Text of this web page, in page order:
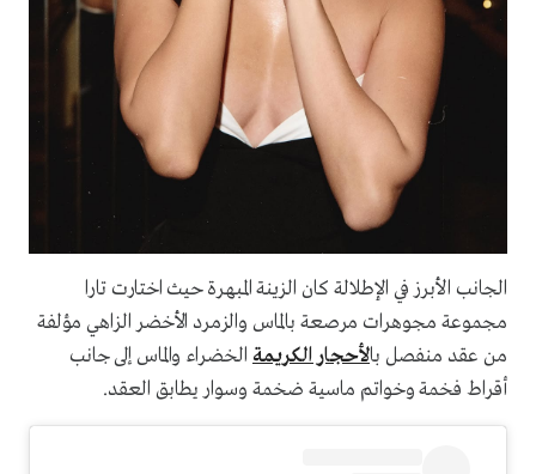
الجانب الأبرز في الإطلالة كان الزينة المبهرة حيث اختارت تارا
مجموعة مجوهرات مرصعة بالماس والزمرد الأخضر الزاهي مؤلفة
من عقد منفصل بالأحجار الكريمة الخضراء والماس إلى جانب
أقراط فخمة وخواتم ماسية ضخمة وسوار يطابق العقد.